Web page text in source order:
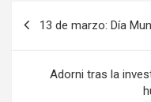
o
k
p
p
entradas
13 de marzo: Día
Adorni tras la